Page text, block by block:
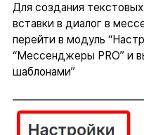
Для создания
вставки в диалог в
перейти в модуль
“Мессенджеры PRO” и
шаблонами”